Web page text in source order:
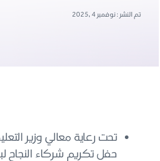
تم النشر : نوفمبر 4 ,2025
تحت رعاية معالي وزير
حفل تكريم شركاء النجاح